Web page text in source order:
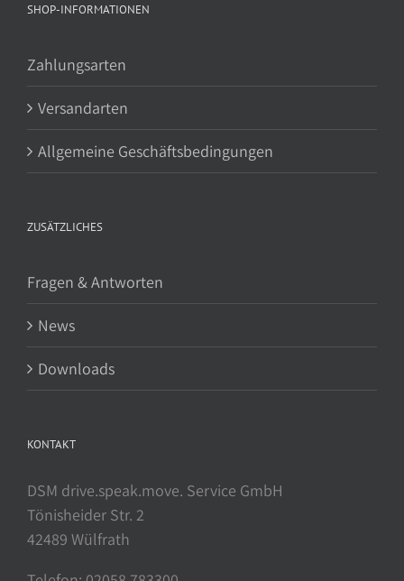
SHOP-INFORMATIONEN
Zahlungsarten
Versandarten
Allgemeine Geschäftsbedingungen
ZUSÄTZLICHES
Fragen & Antworten
News
Downloads
KONTAKT
DSM drive.speak.move. Service GmbH
Tönisheider Str. 2
42489 Wülfrath